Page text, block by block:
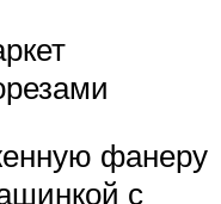
фанеру
с